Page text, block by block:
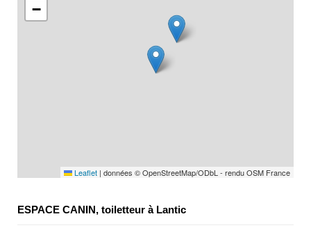
−
Leaflet | données © OpenStreetMap/ODbL - rendu OSM France
ESPACE CANIN, toiletteur à Lantic